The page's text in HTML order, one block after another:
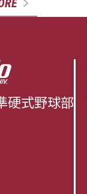
硬式野球部